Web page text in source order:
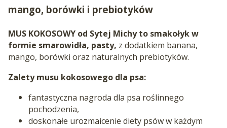
mango, borówki i prebiotyków
MUS KOKOSOWY od Sytej Michy to smakołyk w
formie smarowidła, pasty, z dodatkiem banana,
mango, borówki oraz naturalnych prebiotyków.
Zalety musu kokosowego dla psa:
fantastyczna nagroda dla psa roślinnego
pochodzenia,
doskonałe urozmaicenie diety psów w każdym